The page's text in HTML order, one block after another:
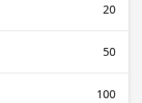
20
50
100